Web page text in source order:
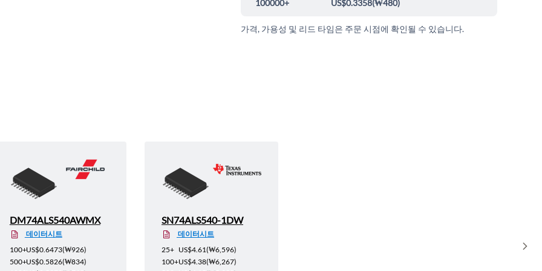
100000+ US$0.3358(₩480)
가격, 가용성 및 리드 타임은 주문 시점에 확인될 수 있습니다.
DM74ALS540AWMX
데이터시트
100+US$0.6473(₩926)
500+US$0.5826(₩834)
SN74ALS540-1DW
데이터시트
25+ US$4.61(₩6,596)
100+US$4.38(₩6,267)